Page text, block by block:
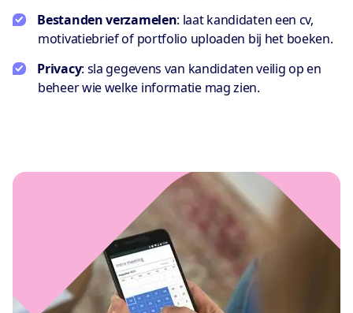
Bestanden verzamelen: laat kandidaten een cv,
motivatiebrief of portfolio uploaden bij het boeken.
Privacy: sla gegevens van kandidaten veilig op en
beheer wie welke informatie mag zien.